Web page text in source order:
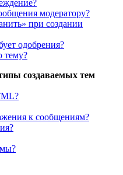
модератору?
при создании
одобрения?
тему?
создаваемых тем
к сообщениям?